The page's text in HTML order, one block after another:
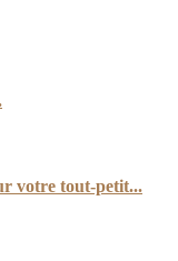
votre tout-petit...